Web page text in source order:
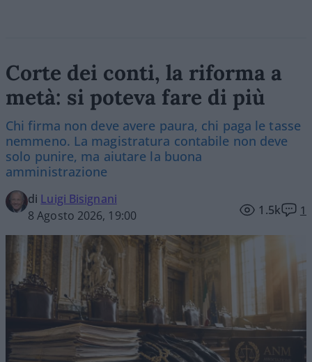
Corte dei conti, la riforma a
metà: si poteva fare di più
Chi firma non deve avere paura, chi paga le tasse
nemmeno. La magistratura contabile non deve
solo punire, ma aiutare la buona
amministrazione
di Luigi Bisignani
8 Agosto 2026, 19:00
1.5k 1